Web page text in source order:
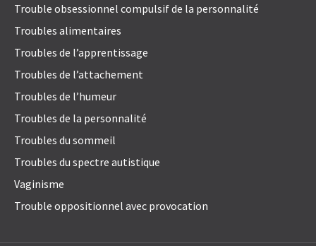
Trouble obsessionnel compulsif de la personnalité
Troubles alimentaires
Troubles de l’apprentissage
Troubles de l’attachement
Troubles de l’humeur
Troubles de la personnalité
Troubles du sommeil
Troubles du spectre autistique
Vaginisme
Trouble oppositionnel avec provocation